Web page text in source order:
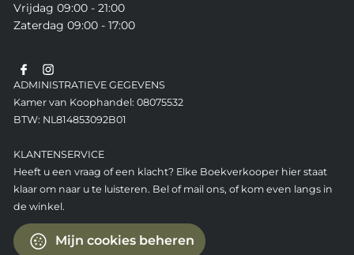
Vrijdag 09:00 - 21:00
Zaterdag 09:00 - 17:00
ADMINISTRATIEVE GEGEVENS
Kamer van Koophandel: 08075532
BTW: NL814853092B01
KLANTENSERVICE
Heeft u een vraag of een klacht? Elke Boekverkooper hier staat
klaar om naar u te luisteren. Bel of mail ons, of kom even langs in
de winkel.
Mijn cookies beheren